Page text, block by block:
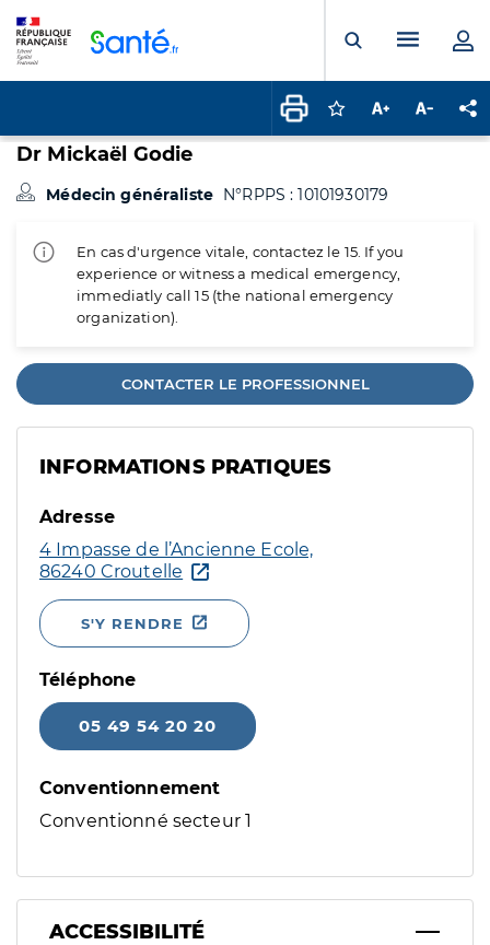
Ouvrir laMenu
Connectez-vous
Augmenter la
Dr Mickaël Godie
Médecin généraliste N°RPPS : 10101930179
En cas d'urgence vitale, contactez le 15. If you
experience or witness a medical emergency,
immediatly call 15 (the national emergency
organization).
CONTACTER LE PROFESSIONNEL
INFORMATIONS PRATIQUES
Adresse
4 Impasse de l’Ancienne Ecole,
86240 Croutelle
S'Y RENDRE
Téléphone
05 49 54 20 20
Conventionnement
Conventionné secteur 1
ACCESSIBILITÉ